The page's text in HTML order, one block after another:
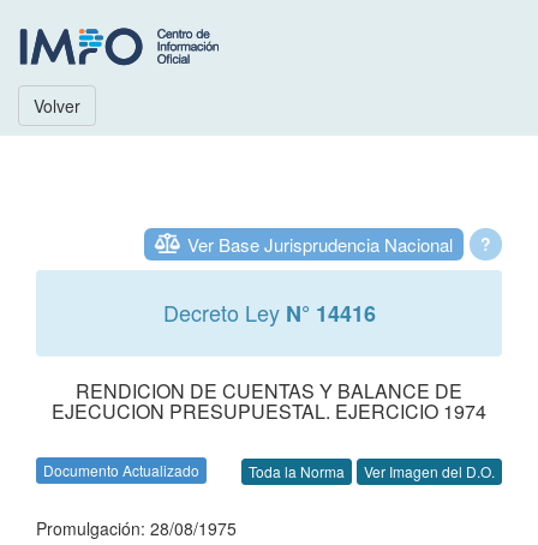
Volver
?
Ver Base Jurisprudencia Nacional
Decreto Ley N° 14416
RENDICION DE CUENTAS Y BALANCE DE
EJECUCION PRESUPUESTAL. EJERCICIO 1974
Documento Actualizado Toda la Norma Ver Imagen del D.O.
Promulgación: 28/08/1975